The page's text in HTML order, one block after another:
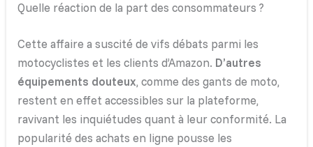
Quelle réaction de la part des consommateurs ?
Cette affaire a suscité de vifs débats parmi les
motocyclistes et les clients d’Amazon. D’autres
équipements douteux, comme des gants de moto,
restent en effet accessibles sur la plateforme,
ravivant les inquiétudes quant à leur conformité. La
popularité des achats en ligne pousse les